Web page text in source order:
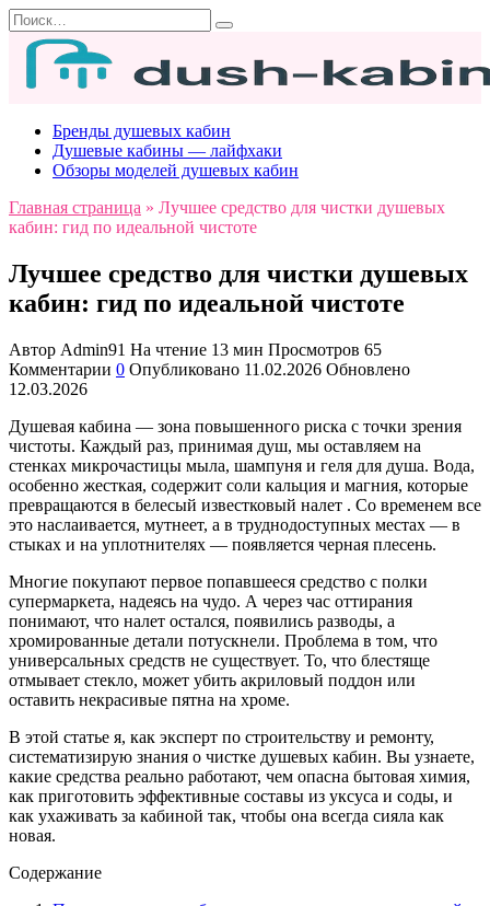
Перейти
к
содержанию
Search
for:
Бренды душевых кабин
Душевые кабины — лайфхаки
Обзоры моделей душевых кабин
Главная страница » Лучшее средство для чистки душевых
кабин: гид по идеальной чистоте
Лучшее средство для чистки душевых
кабин: гид по идеальной чистоте
Автор Admin91 На чтение 13 мин Просмотров 65
Комментарии 0 Опубликовано 11.02.2026 Обновлено
12.03.2026
Душевая кабина — зона повышенного риска с точки зрения
чистоты. Каждый раз, принимая душ, мы оставляем на
стенках микрочастицы мыла, шампуня и геля для душа. Вода,
особенно жесткая, содержит соли кальция и магния, которые
превращаются в белесый известковый налет . Со временем все
это наслаивается, мутнеет, а в труднодоступных местах — в
стыках и на уплотнителях — появляется черная плесень.
Многие покупают первое попавшееся средство с полки
супермаркета, надеясь на чудо. А через час оттирания
понимают, что налет остался, появились разводы, а
хромированные детали потускнели. Проблема в том, что
универсальных средств не существует. То, что блестяще
отмывает стекло, может убить акриловый поддон или
оставить некрасивые пятна на хроме.
В этой статье я, как эксперт по строительству и ремонту,
систематизирую знания о чистке душевых кабин. Вы узнаете,
какие средства реально работают, чем опасна бытовая химия,
как приготовить эффективные составы из уксуса и соды, и
как ухаживать за кабиной так, чтобы она всегда сияла как
новая.
Содержание